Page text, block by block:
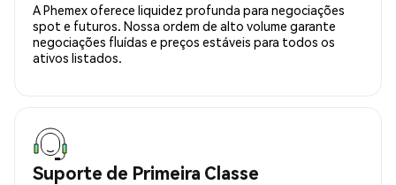
A Phemex oferece liquidez profunda para negociações
spot e futuros. Nossa ordem de alto volume garante
negociações fluídas e preços estáveis para todos os
ativos listados.
Suporte de Primeira Classe